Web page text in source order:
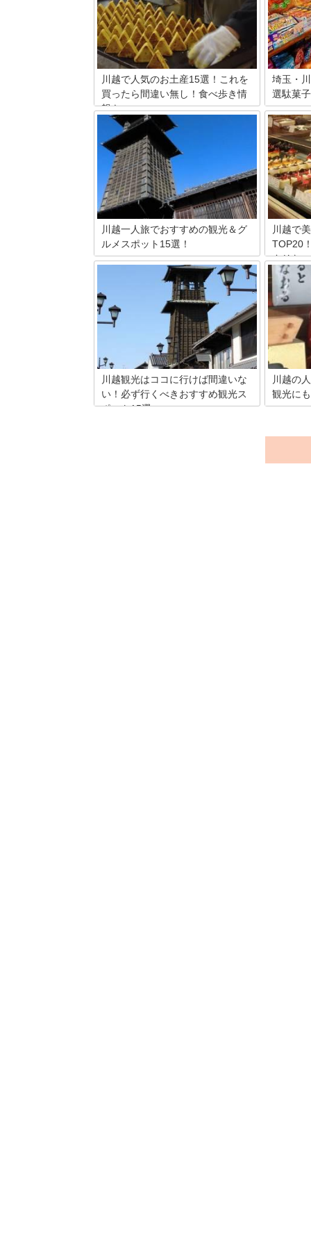
川越で人気のお土産15選！これを
買ったら間違い無し！食べ歩き情
報も♪
情緒あふれる町並みが人気の小江戸「川
越」。のんびり散策を楽しみながら、食
べ歩きや名物のお買い物を楽しめるスポ
ットです。魅力的なお店が軒を連ねる
中、お土産にしたいおすすめ商品15選を
まとめてみました。
埼玉・
選駄菓
みなさん
か辛党か
ると思い
喜ぶ場所
子屋横丁
います。
統和菓子
川越一人旅でおすすめの観光＆グ
ルメスポット15選！
城下町として栄えた川越は、都心からア
クセスしやすく、少しだけ日常を離れた
い一人旅にぴったりの旅行先。レトロな
趣のある小江戸、一人でも気軽に楽しめ
る、オススメの川越の観光＆グルメスポ
ットをご紹介します！
川越で
TOP20
タリな
小江戸
「川越
まなお店
お土産に
するお
しいス
屋」さ
川越観光はココに行けば間違いな
い！必ず行くべきおすすめ観光ス
ポット15選
川越の
観光に
を静かに
きで詳し